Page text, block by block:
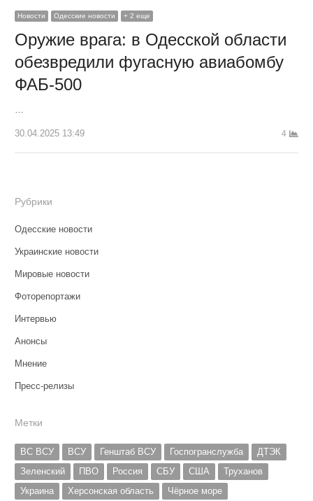
Новости Одесские новости + 2 еще
Оружие врага: в Одесской области
обезвредили фугасную авиабомбу
ФАБ-500
30.04.2025 13:49 4
Рубрики
Одесские новости
Украинские новости
Мировые новости
Фоторепортажи
Интервью
Анонсы
Мнение
Пресс-релизы
Метки
ВС ВСУ ВСУ Генштаб ВСУ Госпогранслужба
ДТЭК
Зеленский
ПВО Россия СБУ США
Труханов
Украина
Херсонская область Чёрное море